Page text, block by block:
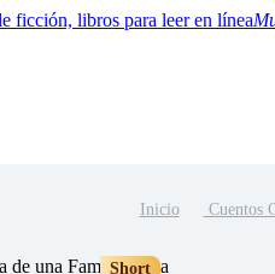
FantasíaUrbanoLGBTQ+
Inicio Cuentos
Short